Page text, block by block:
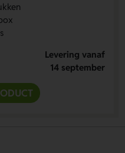
Levering vanaf
14 september